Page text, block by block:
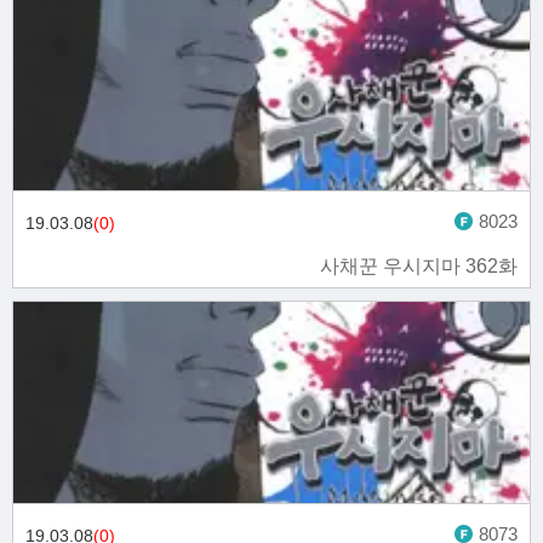
사채꾼 우시지마 362화
19.03.08(0) 8023
19.03.08(0) 8073